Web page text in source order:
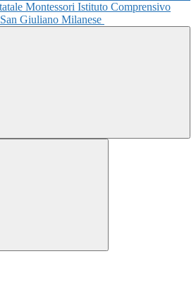
Istituto Comprensivo
San Giuliano Milanese